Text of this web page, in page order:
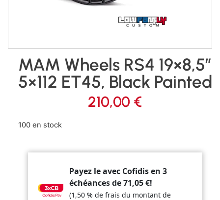
MAM Wheels RS4 19×8,5″
5×112 ET45, Black Painted
210,00 €
100 en stock
Payez le avec Cofidis en 3
échéances de71,05€!
(1,50 % de frais du montant de